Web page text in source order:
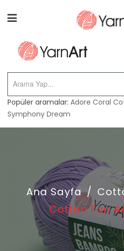
Popüler aramalar: Adore Coral
Symphony Dream
Ana Sayfa /
Cotton Fair